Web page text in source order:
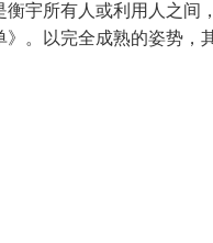
宇所有人或利用人之间
。以完全成熟的姿势，